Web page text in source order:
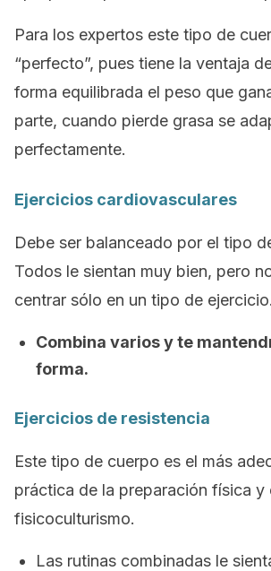
Para los expertos este tipo de
“perfecto”, pues tiene la ventaja
forma equilibrada el peso que
parte, cuando pierde grasa se
perfectamente.
Ejercicios cardiovasculares
Debe ser balanceado por el tipo
Todos le sientan muy bien, pero
centrar sólo en un tipo de ejercicio.
Combina varios y te
forma.
Ejercicios de resistencia
Este tipo de cuerpo es el más
práctica de la preparación física y
fisicoculturismo.
Las rutinas combinadas le